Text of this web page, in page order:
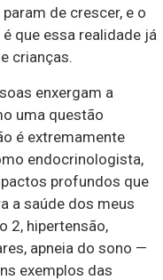
de crescer, e o
que essa realidade já
crianças.
enxergam a
uma questão
é extremamente
endocrinologista,
profundos que
a saúde dos meus
2, hipertensão,
apneia do sono —
exemplos das